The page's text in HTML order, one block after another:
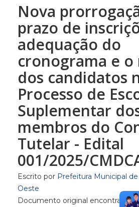
Nova
prazo de
adequação do
cronograma e
dos candidatos
Processo de
Suplementar
membros do
Tutelar - Edital
001/2025/
Escrito por Prefeitura Municipal
Oeste
Documento original encontra-se